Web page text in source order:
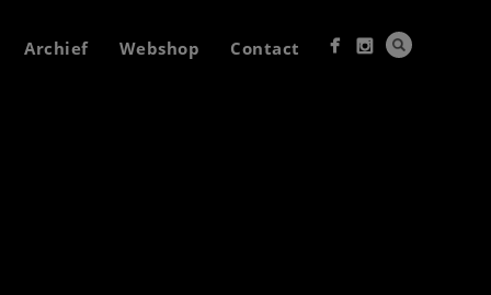
Archief Webshop Contact